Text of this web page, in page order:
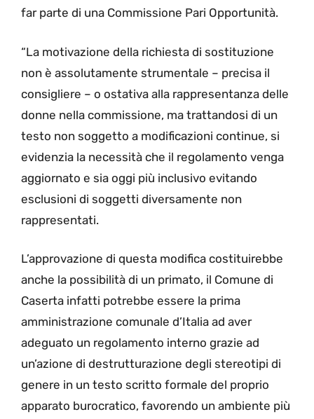
far parte di una Commissione Pari Opportunità.
“La motivazione della richiesta di sostituzione
non è assolutamente strumentale – precisa il
consigliere – o ostativa alla rappresentanza delle
donne nella commissione, ma trattandosi di un
testo non soggetto a modificazioni continue, si
evidenzia la necessità che il regolamento venga
aggiornato e sia oggi più inclusivo evitando
esclusioni di soggetti diversamente non
rappresentati.
L’approvazione di questa modifica costituirebbe
anche la possibilità di un primato, il Comune di
Caserta infatti potrebbe essere la prima
amministrazione comunale d’Italia ad aver
adeguato un regolamento interno grazie ad
un’azione di destrutturazione degli stereotipi di
genere in un testo scritto formale del proprio
apparato burocratico, favorendo un ambiente più